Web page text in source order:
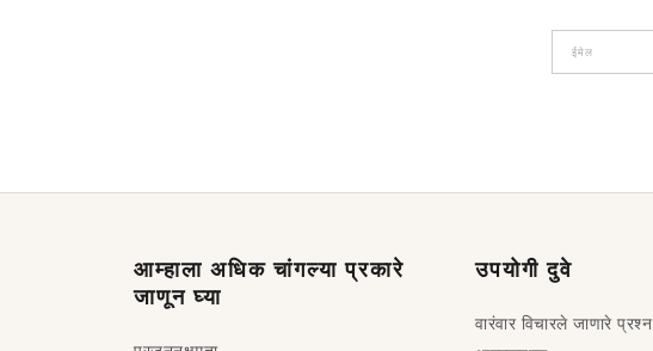
आम्हाला अधिक चांगल्या प्रकारे
जाणून घ्या
उपयोगी दुवे
वारंवार विचारले जाणारे प्रश्न